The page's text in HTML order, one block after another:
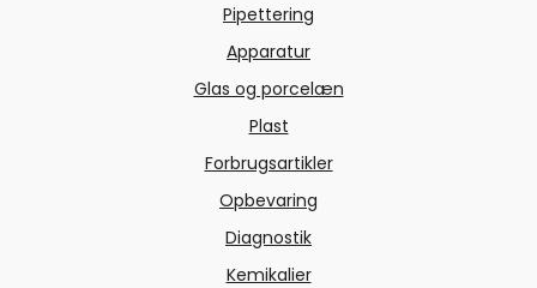
Pipettering
Apparatur
Glas og porcelæn
Plast
Forbrugsartikler
Opbevaring
Diagnostik
Kemikalier